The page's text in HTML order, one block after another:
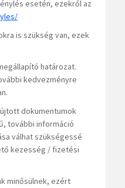
esetén, ezekről az
is szükség van, ezek
határozat.
kedvezményre
dokumentumok
további információ
válhat szükségessé
kezesség / fizetési
minősülnek, ezért